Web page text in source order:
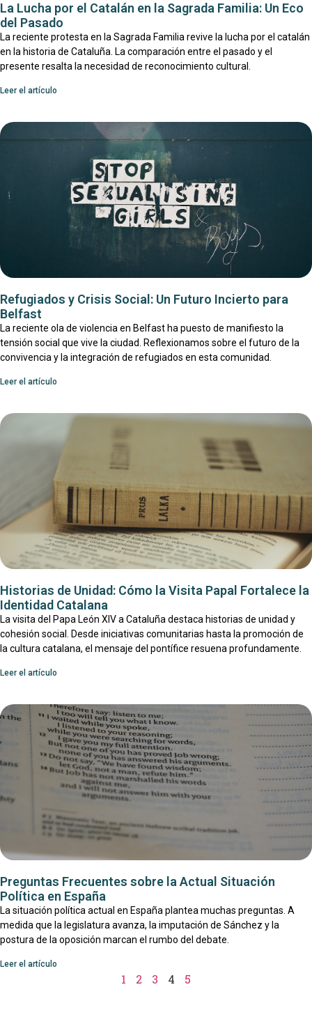
La Lucha por el Catalán en la Sagrada Familia: Un Eco
del Pasado
La reciente protesta en la Sagrada Familia revive la lucha por el catalán
en la historia de Cataluña. La comparación entre el pasado y el
presente resalta la necesidad de reconocimiento cultural.
Leer el artículo
Refugiados y Crisis Social: Un Futuro Incierto para
Belfast
La reciente ola de violencia en Belfast ha puesto de manifiesto la
tensión social que vive la ciudad. Reflexionamos sobre el futuro de la
convivencia y la integración de refugiados en esta comunidad.
Leer el artículo
Historias de Unidad: Cómo la Visita Papal Fortalece la
Identidad Catalana
La visita del Papa León XIV a Cataluña destaca historias de unidad y
cohesión social. Desde iniciativas comunitarias hasta la promoción de
la cultura catalana, el mensaje del pontífice resuena profundamente.
Leer el artículo
Preguntas Frecuentes sobre la Actual Situación
Política en España
La situación política actual en España plantea muchas preguntas. A
medida que la legislatura avanza, la imputación de Sánchez y la
postura de la oposición marcan el rumbo del debate.
Leer el artículo
1 2 3 4 5